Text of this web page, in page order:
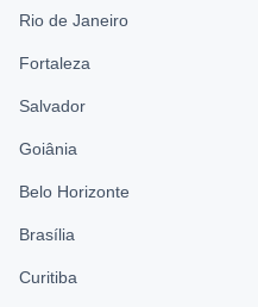
Rio de Janeiro
Fortaleza
Salvador
Goiânia
Belo Horizonte
Brasília
Curitiba